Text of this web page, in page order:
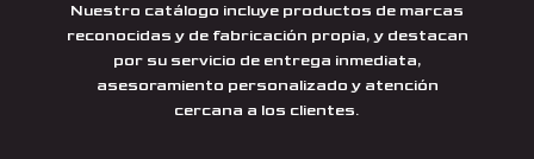
Nuestro catálogo incluye productos de marcas
reconocidas y de fabricación propia, y destacan
por su servicio de entrega inmediata,
asesoramiento personalizado y atención
cercana a los clientes.